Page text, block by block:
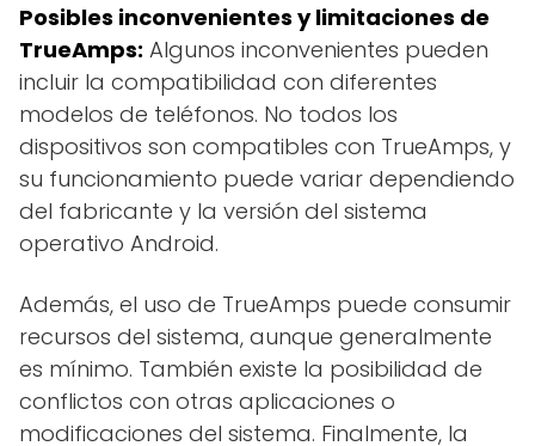
Posibles inconvenientes y limitaciones de
TrueAmps: Algunos inconvenientes pueden
incluir la compatibilidad con diferentes
modelos de teléfonos. No todos los
dispositivos son compatibles con TrueAmps, y
su funcionamiento puede variar dependiendo
del fabricante y la versión del sistema
operativo Android.
Además, el uso de TrueAmps puede consumir
recursos del sistema, aunque generalmente
es mínimo. También existe la posibilidad de
conflictos con otras aplicaciones o
modificaciones del sistema. Finalmente, la